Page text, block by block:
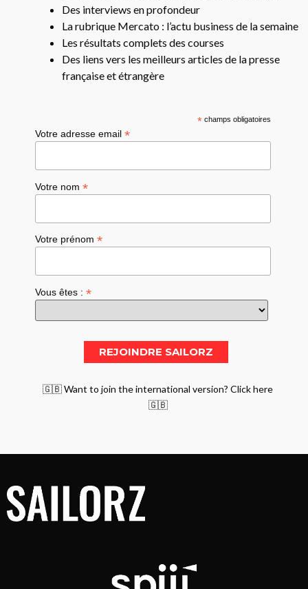
Des interviews en profondeur
La rubrique Mercato : l’actu business de la semaine
Les résultats complets des courses
Des liens vers les meilleurs articles de la presse
française et étrangère
*champs obligatoires
Votre adresse email*
Votre nom*
Votre prénom*
Vous êtes :*
🇬🇧 Want to join the international version? Click here
🇬🇧